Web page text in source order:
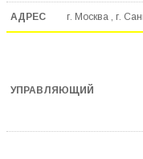
г. Москва , г.